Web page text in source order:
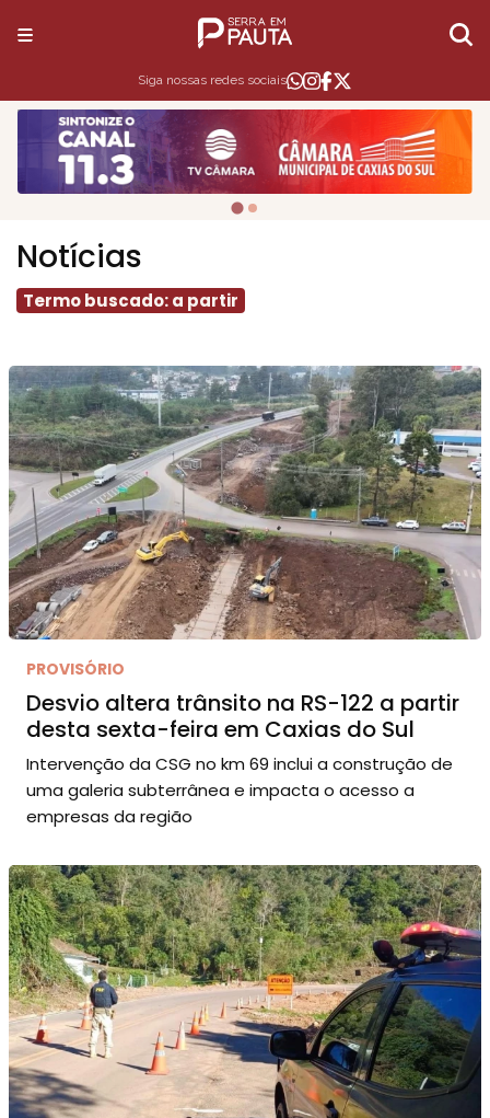
Siga nossas redes sociais
Notícias
Termo buscado: a partir
PROVISÓRIO
Desvio altera trânsito na RS-122 a partir
desta sexta-feira em Caxias do Sul
Intervenção da CSG no km 69 inclui a construção de
uma galeria subterrânea e impacta o acesso a
empresas da região